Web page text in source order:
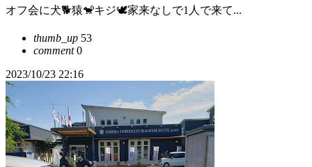
オフ会に犬🐕猿🐒キジ🕊️家来なしで1人で来て...
thumb_up 53
comment0
2023/10/23 22:16